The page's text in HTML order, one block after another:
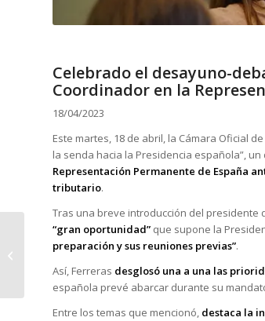
Celebrado el desayuno-
Coordinador en la
18/04/2023
Este martes, 18 de abril, la Cámara Oficial
la senda hacia la Presidencia española”,
Representación Permanente de España
tributario.
Tras una breve introducción del presidente
“gran oportunidad” que supone la
preparación y sus reuniones previas”.
Así, Ferreras desglosó una a una las
española prevé abarcar durante su
Entre los temas que mencionó, destaca la
Celebrada la
conferencia “Cambios
que pueden afectar a
la gestión de
Recursos...